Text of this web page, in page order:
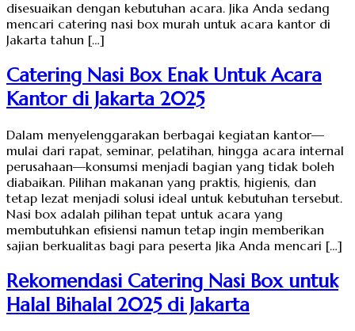
disesuaikan dengan kebutuhan acara. Jika Anda sedang
mencari catering nasi box murah untuk acara kantor di
Jakarta tahun […]
Catering Nasi Box Enak Untuk Acara
Kantor di Jakarta 2025
Dalam menyelenggarakan berbagai kegiatan kantor—
mulai dari rapat, seminar, pelatihan, hingga acara internal
perusahaan—konsumsi menjadi bagian yang tidak boleh
diabaikan. Pilihan makanan yang praktis, higienis, dan
tetap lezat menjadi solusi ideal untuk kebutuhan tersebut.
Nasi box adalah pilihan tepat untuk acara yang
membutuhkan efisiensi namun tetap ingin memberikan
sajian berkualitas bagi para peserta Jika Anda mencari […]
Rekomendasi Catering Nasi Box untuk
Halal Bihalal 2025 di Jakarta